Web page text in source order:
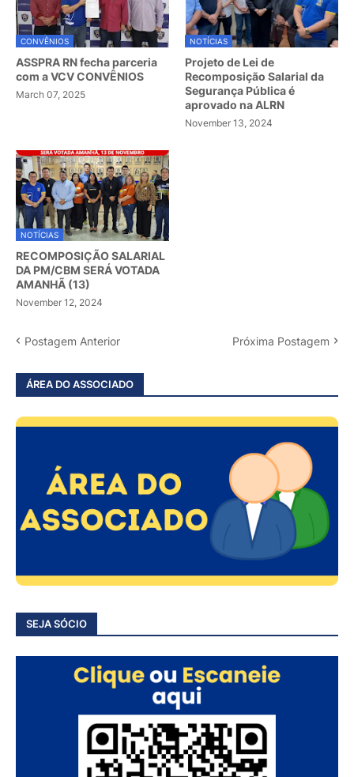
CONVÊNIOS
ASSPRA RN fecha parceria
com a VCV CONVÊNIOS
March 07, 2025
NOTÍCIAS
Projeto de Lei de
Recomposição Salarial da
Segurança Pública é
aprovado na ALRN
November 13, 2024
NOTÍCIAS
RECOMPOSIÇÃO SALARIAL
DA PM/CBM SERÁ VOTADA
AMANHÃ (13)
November 12, 2024
Postagem Anterior Próxima Postagem
ÁREA DO ASSOCIADO
SEJA SÓCIO